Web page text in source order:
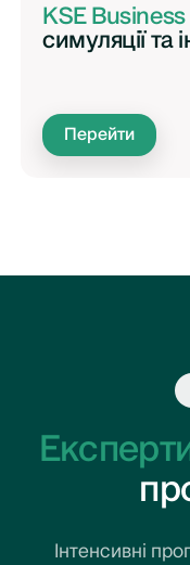
KSE
симуляції та
Перейти
Інтенсивні